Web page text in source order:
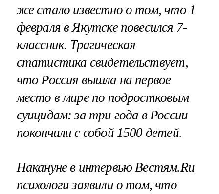
же стало известно о том, что 1
февраля в Якутске повесился 7-
классник. Трагическая
статистика свидетельствует,
что Россия вышла на первое
место в мире по подростковым
суицидам: за три года в России
покончили с собой 1500 детей.
Накануне в интервью Вестям.Ru
психологи заявили о том, что